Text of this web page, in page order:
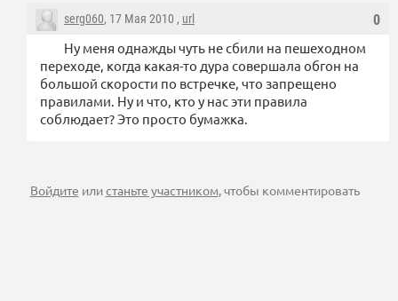
0
serg060, 17 Мая 2010 , url
Ну меня однажды чуть не сбили на пешеходном
переходе, когда какая-то дура совершала обгон на
большой скорости по встречке, что запрещено
правилами. Ну и что, кто у нас эти правила
соблюдает? Это просто бумажка.
Войдите илистаньте участником, чтобы комментировать